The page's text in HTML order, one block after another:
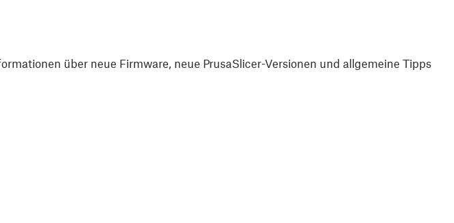
über neue Firmware, neue PrusaSlicer-Versionen und allgemeine Tipps